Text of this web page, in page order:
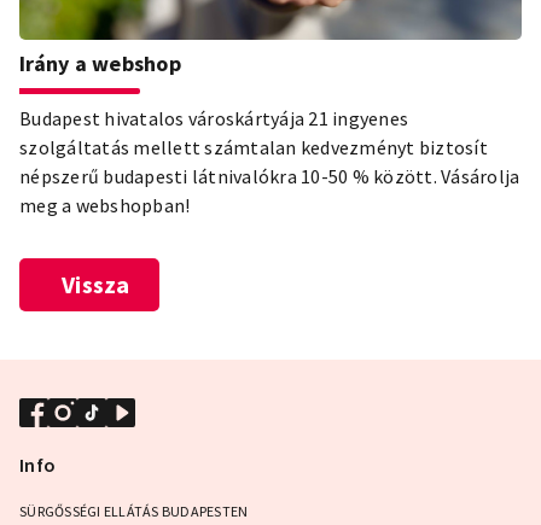
Irány a webshop
Budapest hivatalos városkártyája 21 ingyenes
szolgáltatás mellett számtalan kedvezményt biztosít
népszerű budapesti látnivalókra 10-50 % között. Vásárolja
meg a webshopban!
Vissza
Info
SÜRGŐSSÉGI ELLÁTÁS BUDAPESTEN